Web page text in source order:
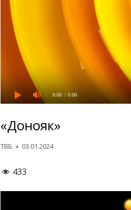
0:00 / 0:00
«Донояк»
Автор
ТВБ Опубликовано
03.01.2024
433